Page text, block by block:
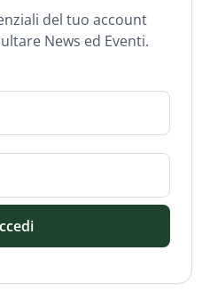
del tuo account
News ed Eventi.